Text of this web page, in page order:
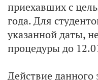
приехавших с
года. Для
указанной даты,
процедуры до
Действие данного